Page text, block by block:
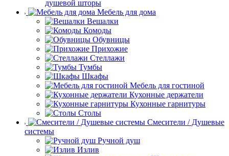
душевой шторы
Мебель для дома
Вешалки
Комоды
Обувницы
Прихожие
Стеллажи
Тумбы
Шкафы
Мебель для гостиной
Кухонные держатели
Кухонные гарнитуры
Столы
Смесители / Душевые
системы
Ручной душ
Излив